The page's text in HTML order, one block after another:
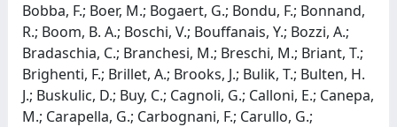
Bobba, F.; Boer, M.; Bogaert, G.; Bondu, F.; Bonnand,
R.; Boom, B. A.; Boschi, V.; Bouffanais, Y.; Bozzi, A.;
Bradaschia, C.; Branchesi, M.; Breschi, M.; Briant, T.;
Brighenti, F.; Brillet, A.; Brooks, J.; Bulik, T.; Bulten, H.
J.; Buskulic, D.; Buy, C.; Cagnoli, G.; Calloni, E.; Canepa,
M.; Carapella, G.; Carbognani, F.; Carullo, G.;